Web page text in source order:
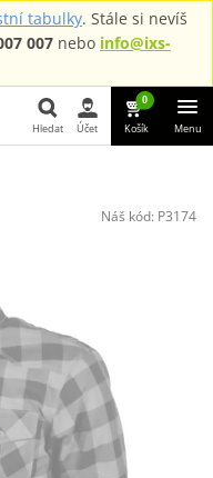
tabulky. Stále si nevíš
007 nebo info@ixs-
Hledat Účet
0
Košík Menu
Náš kód: P3174